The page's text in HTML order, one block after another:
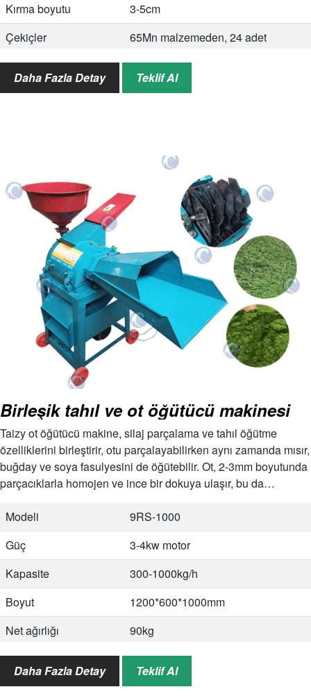
Kırma boyutu
3-5cm
Çekiçler
65Mn malzemeden, 24 adet
Varil boyutu
Üst çap. 2.1m, alt çap. 1.85m,
yükseklik 0.9m
Daha Fazla Detay Teklif Al
Birleşik tahıl ve ot öğütücü makinesi
Taizy ot öğütücü makine, silaj parçalama ve tahıl öğütme
özelliklerini birleştirir, otu parçalayabilirken aynı zamanda mısır,
buğday ve soya fasulyesini de öğütebilir. Ot, 2-3mm boyutunda
parçacıklarla homojen ve ince bir dokuya ulaşır, bu da
Modeli
9RS-1000
Güç
3-4kw motor
Kapasite
300-1000kg/h
Boyut
1200*600*1000mm
Net ağırlığı
90kg
Nihai ürün boyutu
2-3mm
Uygulanabilir
Napier otu, mısır sapları, saman, ot,
Daha Fazla Detay Teklif Al